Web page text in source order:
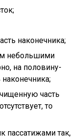
наконечника;
небольшими
на половину-
часть
то
пассатижами так,